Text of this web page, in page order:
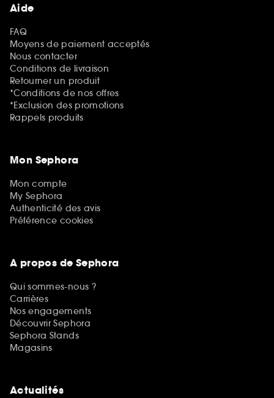
Aide
FAQ
Moyens de paiement acceptés
Nous contacter
Conditions de livraison
Retourner un produit
*Conditions de nos offres
*Exclusion des promotions
Rappels produits
Mon Sephora
Mon compte
My Sephora
Authenticité des avis
Préférence cookies
A propos de Sephora
Qui sommes-nous ?
Carrières
Nos engagements
Découvrir Sephora
Sephora Stands
Magasins
Actualités